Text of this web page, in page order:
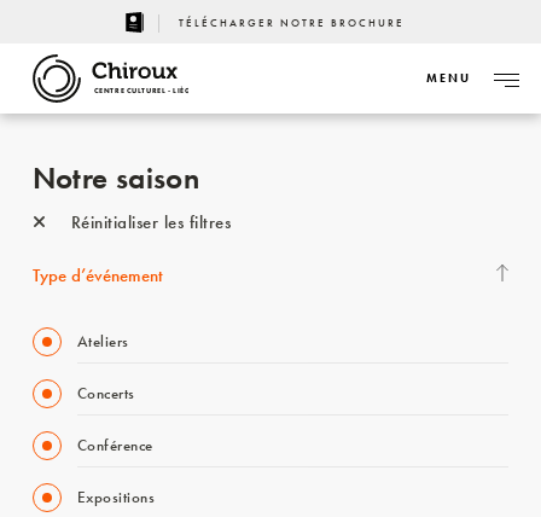
TÉLÉCHARGER NOTRE BROCHURE
CENTRE CULTUREL - LIÈGE
MENU
Notre saison
Réinitialiser les filtres
Type d’événement
Ateliers
Concerts
Conférence
Expositions